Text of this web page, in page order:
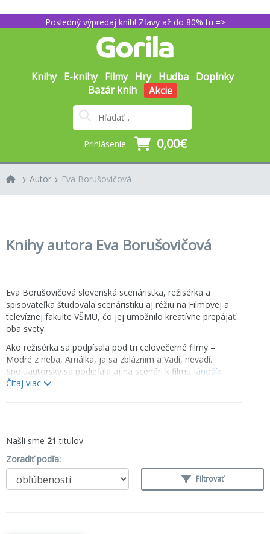
Posledný výpredaj kníh! Zľavy až do 80% tu =>
Knihy E-knihy Filmy Hry Hudba Doplnky
Bazár kníh
Akcie
Prihlásenie 0,00€
Autor Eva Borušovičová
Knihy autora Eva Borušovičová
Eva Borušovičová slovenská scenáristka, režisérka a
spisovateľka študovala scenáristiku aj réžiu na Filmovej a
televíznej fakulte VŠMU, čo jej umožnilo kreatívne prepájať
oba svety.
Ako režisérka sa podpísala pod tri celovečerné filmy –
Modré z neba, Amálka, ja sa zbláznim a Vadí, nevadí.
Spoluautorsky sa podieľala aj na scenári k filmu Jánošík.
Pravdivá história
zbierky rozhovorov
Dokonalé dieťa
rodiny, individuality a túžby po dokonalosti.
Jej diela sa vyznačujú pozorovacím talentom, civilným
Čítaj viac
Našli sme 21 titulov
Zoradiť podľa:
Filtrovať